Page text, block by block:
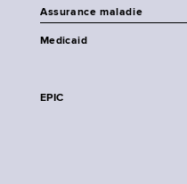
Assurance maladie
Medicaid
EPIC